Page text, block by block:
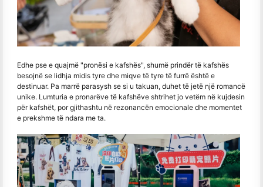
Edhe pse e quajmë "pronësi e kafshës", shumë prindër të kafshës
besojnë se lidhja midis tyre dhe miqve të tyre të furrë është e
destinuar. Pa marrë parasysh se si u takuan, duhet të jetë një romancë
unike. Lumturia e pronarëve të kafshëve shtrihet jo vetëm në kujdesin
për kafshët, por gjithashtu në rezonancën emocionale dhe momentet
e prekshme të ndara me ta.